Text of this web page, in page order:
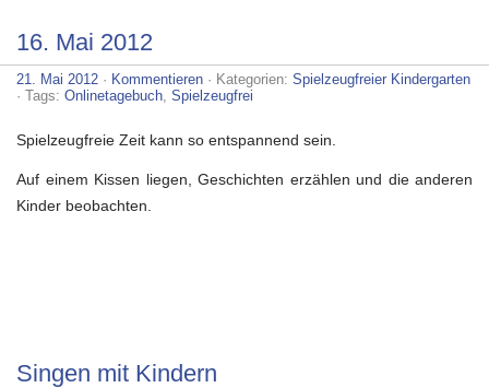
16. Mai 2012
21. Mai 2012 · Kommentieren · Kategorien: Spielzeugfreier Kindergarten
· Tags: Onlinetagebuch, Spielzeugfrei
Spielzeugfreie Zeit kann so entspannend sein.
Auf einem Kissen liegen, Geschichten erzählen und die anderen
Kinder beobachten.
Singen mit Kindern